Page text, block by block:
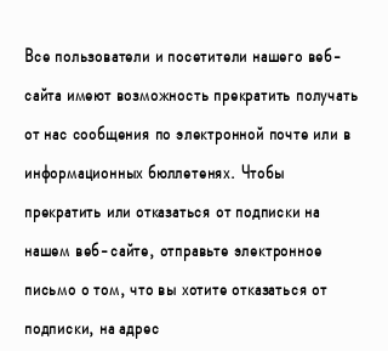
Все пользователи и посетители нашего веб-
сайта имеют возможность прекратить получать
от нас сообщения по электронной почте или в
информационных бюллетенях. Чтобы
прекратить или отказаться от подписки на
нашем веб-сайте, отправьте электронное
письмо о том, что вы хотите отказаться от
подписки, на адрес